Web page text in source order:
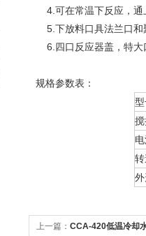
4.可在常温下反应，通
5.下放料口具法兰口和
6.四口反应器盖，特大
规格参数表：
上一篇： CCA-420低温冷却